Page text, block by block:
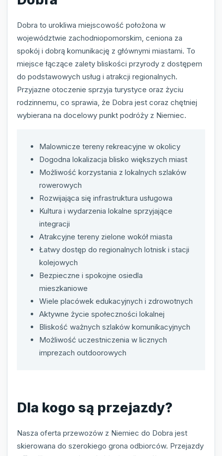
Dobra to urokliwa miejscowość położona w
województwie zachodniopomorskim, ceniona za
spokój i dobrą komunikację z głównymi miastami. To
miejsce łączące zalety bliskości przyrody z dostępem
do podstawowych usług i atrakcji regionalnych.
Przyjazne otoczenie sprzyja turystyce oraz życiu
rodzinnemu, co sprawia, że Dobra jest coraz chętniej
wybierana na docelowy punkt podróży z Niemiec.
Malownicze tereny rekreacyjne w okolicy
Dogodna lokalizacja blisko większych miast
Możliwość korzystania z lokalnych szlaków
rowerowych
Rozwijająca się infrastruktura usługowa
Kultura i wydarzenia lokalne sprzyjające
integracji
Atrakcyjne tereny zielone wokół miasta
Łatwy dostęp do regionalnych lotnisk i stacji
kolejowych
Bezpieczne i spokojne osiedla
mieszkaniowe
Wiele placówek edukacyjnych i zdrowotnych
Aktywne życie społeczności lokalnej
Bliskość ważnych szlaków komunikacyjnych
Możliwość uczestniczenia w licznych
imprezach outdoorowych
Dla kogo są przejazdy?
Nasza oferta przewozów z Niemiec do Dobra jest
skierowana do szerokiego grona odbiorców. Przejazdy